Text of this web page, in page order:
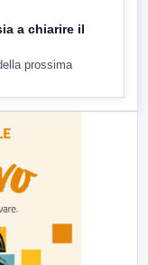
a chiarire il
prossima